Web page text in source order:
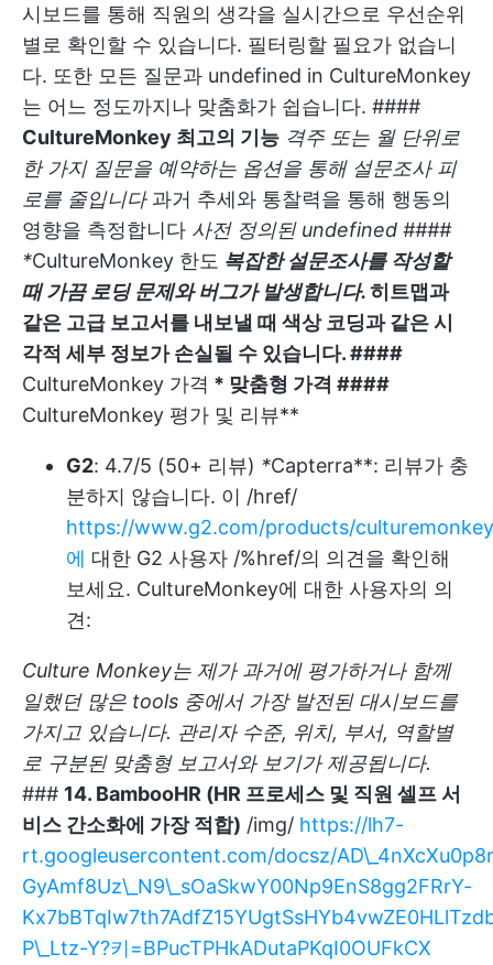
시보드를 통해 직원의 생각을 실시간으로 우선순위
별로 확인할 수 있습니다. 필터링할 필요가 없습니
다. 또한 모든 질문과 undefined in CultureMonkey
는 어느 정도까지나 맞춤화가 쉽습니다. ####
CultureMonkey 최고의 기능 격주 또는 월 단위로
한 가지 질문을 예약하는 옵션을 통해 설문조사 피
로를 줄입니다 과거 추세와 통찰력을 통해 행동의
영향을 측정합니다 사전 정의된 undefined ####
*CultureMonkey 한도 복잡한 설문조사를 작성할
때 가끔 로딩 문제와 버그가 발생합니다.히트맵과
같은 고급 보고서를 내보낼 때 색상 코딩과 같은 시
각적 세부 정보가 손실될 수 있습니다. ####
CultureMonkey 가격 * 맞춤형 가격 ####
CultureMonkey 평가 및 리뷰**
G2: 4.7/5 (50+ 리뷰) *Capterra**: 리뷰가 충
분하지 않습니다. 이 /href/
https://www.g2.com/products/
에 대한 G2 사용자 /%href/의 의견을 확인해
보세요. CultureMonkey에 대한 사용자의 의
견:
Culture Monkey는 제가 과거에 평가하거나 함께
일했던 많은 tools 중에서 가장 발전된 대시보드를
가지고 있습니다. 관리자 수준, 위치, 부서, 역할별
로 구분된 맞춤형 보고서와 보기가 제공됩니다.
### 14. BambooHR (HR 프로세스 및 직원 셀프 서
비스 간소화에 가장 적합) /img/ https://lh7-
rt.googleusercontent.com/docsz/
GyAmf8Uz\_N9\_sOaSkwY00Np9EnS8gg2FRrY-
P\_Ltz-Y?키=BPucTPHkADutaPKqI0OUFkCX